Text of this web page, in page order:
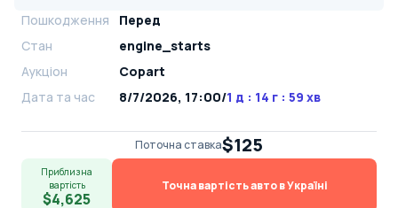
Пошкодження
Перед
Стан
engine_starts
Аукціон
Copart
Дата та час
8/7/2026, 17:00/1 д : 14 г : 59 хв
Поточна ставка$125
Приблизна
вартість
$4,625
Точна вартість авто в Україні